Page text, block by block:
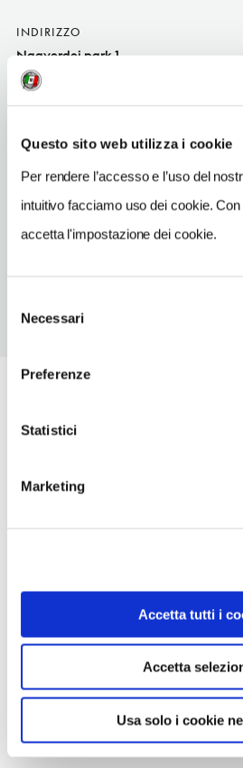
Questo sito web utilizza i cookie
Per rendere l’accesso e l’uso del
intuitivo facciamo uso dei cookie.
accetta l'impostazione dei cookie.
delNecessari
Preferenze
Statistici
Marketing
Accetta tutti i
Accetta
Usa solo i cookie
INDIRIZZO
Nagyerdei park 1
Debrecen HU
www.aquaticum.hu
TELEFONO
NUMERO CAMERE